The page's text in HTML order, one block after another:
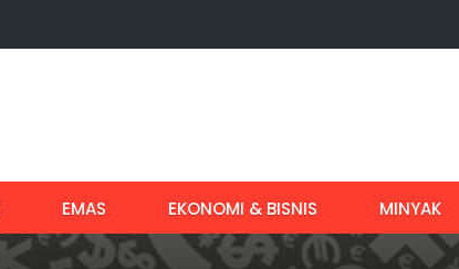
EMAS EKONOMI & BISNIS MINYAK